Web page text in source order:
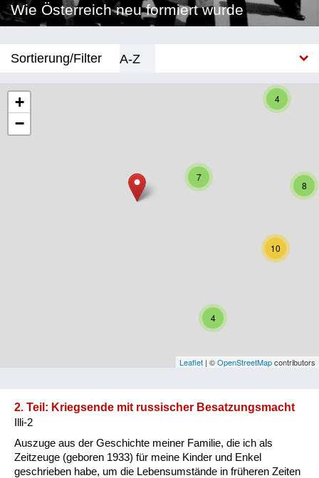
Wie Österreich neu formiert wurde
Sortierung/Filter
A-Z
Kärnten
Vorarlberg
Besatzungsmächte
10
7
4
4
8
+
−
Leaflet | ©OpenStreetMapcontributors
2. Teil: Kriegsende mit russischer Besatzungsmacht
Illi-2
Auszuge aus der Geschichte meiner Familie, die ich als
Zeitzeuge (geboren 1933) für meine Kinder und Enkel
geschrieben habe, um die Lebensumstände in früheren Zeiten